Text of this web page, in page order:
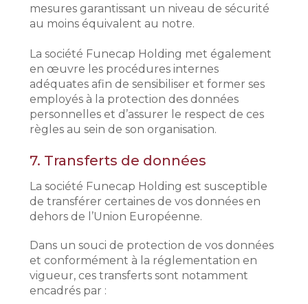
mesures garantissant un niveau de sécurité
au moins équivalent au notre.
La société Funecap Holding met également
en œuvre les procédures internes
adéquates afin de sensibiliser et former ses
employés à la protection des données
personnelles et d’assurer le respect de ces
règles au sein de son organisation.
7. Transferts de données
La société Funecap Holding est susceptible
de transférer certaines de vos données en
dehors de l’Union Européenne.
Dans un souci de protection de vos données
et conformément à la réglementation en
vigueur, ces transferts sont notamment
encadrés par :